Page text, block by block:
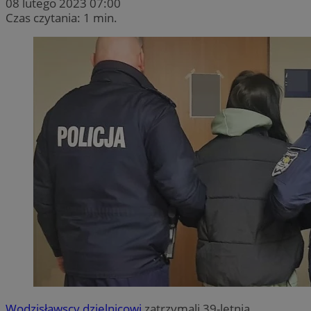
Czas czytania: 1 min.